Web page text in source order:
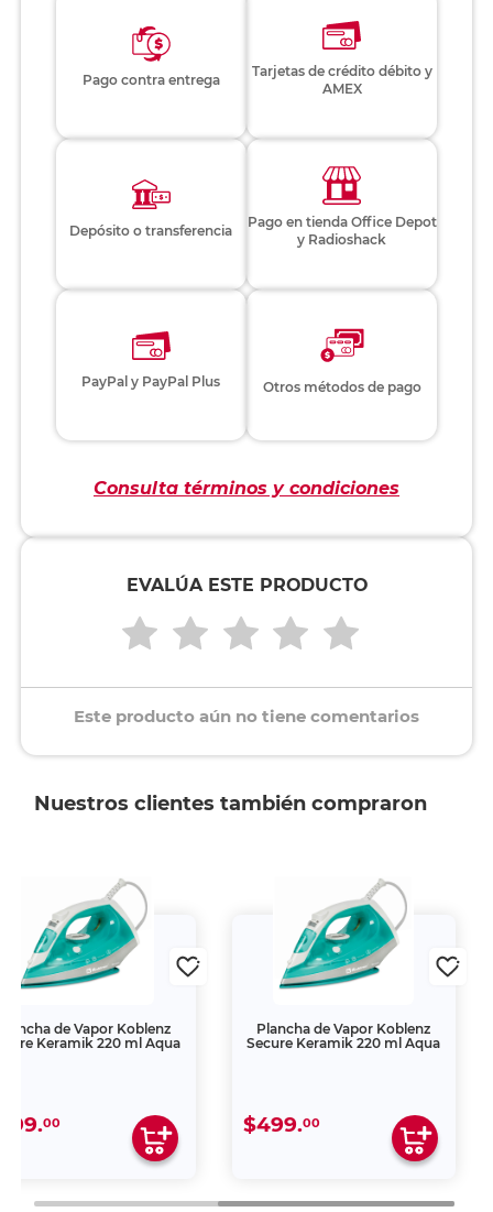
Pago contra entrega
Tarjetas de crédito débito y
AMEX
Depósito o transferencia
Pago en tienda Office Depot
y Radioshack
PayPal y PayPal Plus Otros métodos de pago
Consulta términos y condiciones
EVALÚA ESTE PRODUCTO
Este producto aún no tiene comentarios
Nuestros clientes también compraron
de Vapor Koblenz
Keramik 220 ml Aqua
00
Plancha de Vapor Koblenz
Secure Keramik 220 ml Aqua
$499.00